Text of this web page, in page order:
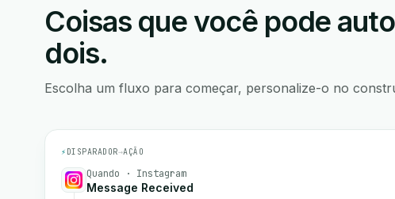
Coisas que você pode
dois.
Escolha um fluxo para começar, personalize-o no
⚡ DISPARADOR→AÇÃO
Quando · Instagram
Message Received